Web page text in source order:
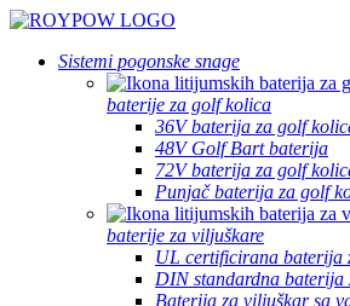
Sistemi pogonske snage
baterije za golf kolica
36V baterija za golf
48V Golf Bart baterija
72V baterija za golf
Punjač baterija za golf
baterije za viljuškare
UL certificirana baterija
DIN standardna baterija
Baterija za viljuškar sa